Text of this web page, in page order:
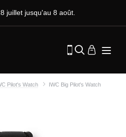
juillet jusqu'au 8 août.
Pilot's Watch IWC Big Pilot's Watch